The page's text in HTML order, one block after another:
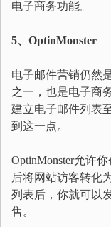
电子商务功能。
5、OptinMonster
电子邮件营销仍然
之一，也是电子商
建立电子邮件列表
到这一点。
OptinMonster允许
后将网站访客转化
列表后，你就可以
售。